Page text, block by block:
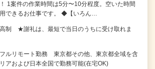
1案件の作業時間は5分〜10分程度。空いた時間
できるお仕事です。 ◆【いろん…
制 ★謝礼は、最短で当日のうちに受け取れま
ルリモート勤務 東京都その他、東京都全域を含
アおよび日本全国で勤務可能(在宅OK)